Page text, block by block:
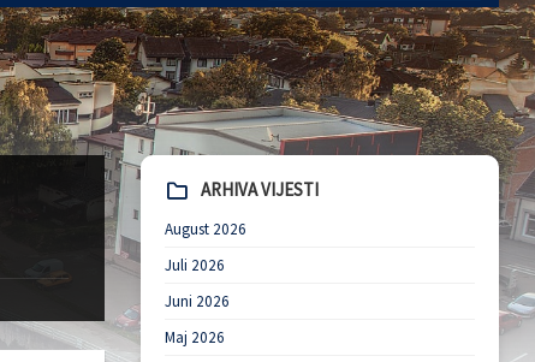
ARHIVA VIJESTI
August 2026
Juli 2026
Juni 2026
Maj 2026